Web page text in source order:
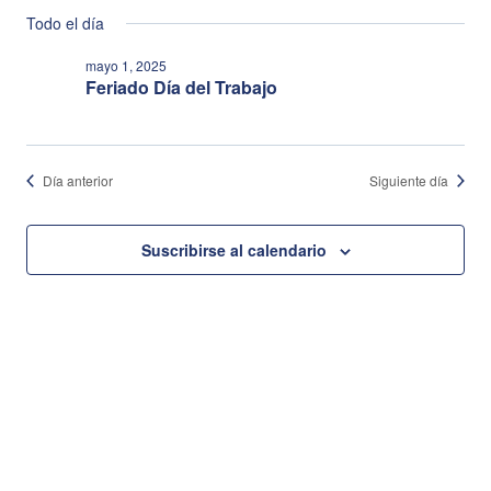
de
y
de
de
Todo el día
Feriado Día del Trabajo
mayo 1, 2025
Día anterior Siguiente día
Suscribirse al calendario